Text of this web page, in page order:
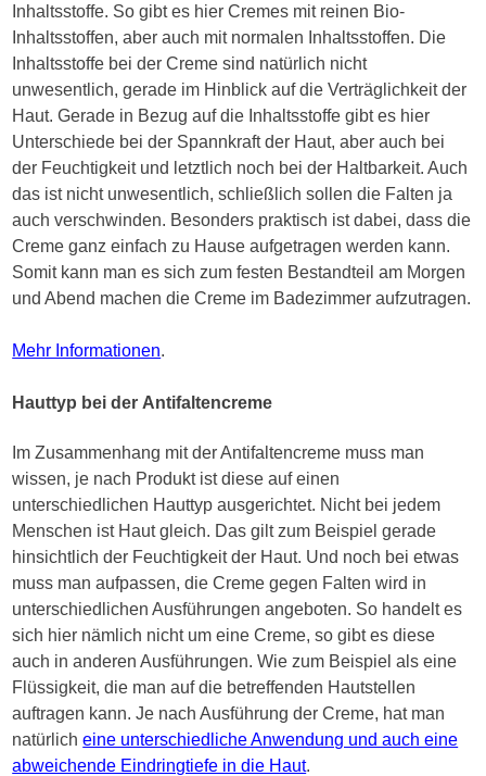
Inhaltsstoffe. So gibt es hier Cremes mit reinen Bio-
Inhaltsstoffen, aber auch mit normalen Inhaltsstoffen. Die
Inhaltsstoffe bei der Creme sind natürlich nicht
unwesentlich, gerade im Hinblick auf die Verträglichkeit der
Haut. Gerade in Bezug auf die Inhaltsstoffe gibt es hier
Unterschiede bei der Spannkraft der Haut, aber auch bei
der Feuchtigkeit und letztlich noch bei der Haltbarkeit. Auch
das ist nicht unwesentlich, schließlich sollen die Falten ja
auch verschwinden. Besonders praktisch ist dabei, dass die
Creme ganz einfach zu Hause aufgetragen werden kann.
Somit kann man es sich zum festen Bestandteil am Morgen
und Abend machen die Creme im Badezimmer aufzutragen.
Mehr Informationen.
Hauttyp bei der Antifaltencreme
Im Zusammenhang mit der Antifaltencreme muss man
wissen, je nach Produkt ist diese auf einen
unterschiedlichen Hauttyp ausgerichtet. Nicht bei jedem
Menschen ist Haut gleich. Das gilt zum Beispiel gerade
hinsichtlich der Feuchtigkeit der Haut. Und noch bei etwas
muss man aufpassen, die Creme gegen Falten wird in
unterschiedlichen Ausführungen angeboten. So handelt es
sich hier nämlich nicht um eine Creme, so gibt es diese
auch in anderen Ausführungen. Wie zum Beispiel als eine
Flüssigkeit, die man auf die betreffenden Hautstellen
auftragen kann. Je nach Ausführung der Creme, hat man
natürlicheine unterschiedliche Anwendung und auch eine
abweichende Eindringtiefe in die Haut.